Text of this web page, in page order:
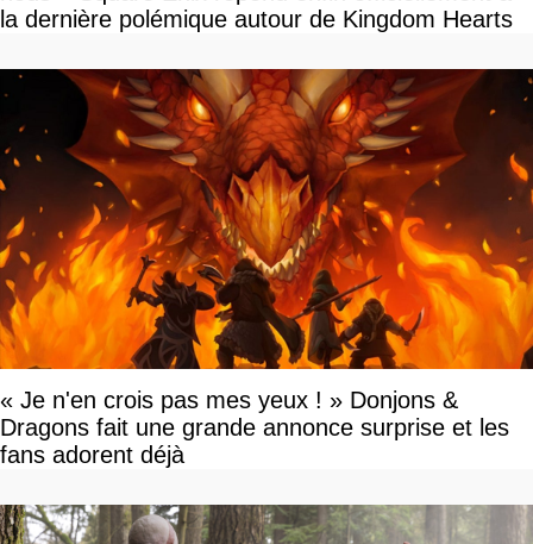
la dernière polémique autour de Kingdom Hearts
« Je n'en crois pas mes yeux ! » Donjons &
Dragons fait une grande annonce surprise et les
fans adorent déjà